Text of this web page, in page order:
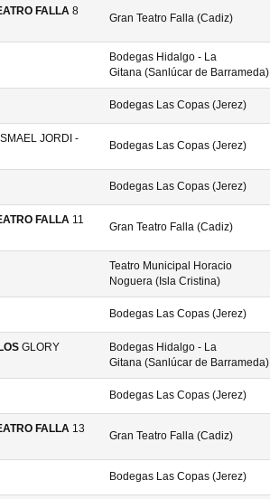
FALLA 8
Gran Teatro Falla (Cadiz)
Bodegas Hidalgo - La
Gitana (Sanlúcar de Barrameda)
Bodegas Las Copas (Jerez)
JORDI -
Bodegas Las Copas (Jerez)
Bodegas Las Copas (Jerez)
FALLA 11
Gran Teatro Falla (Cadiz)
Teatro Municipal Horacio
Noguera (Isla Cristina)
Bodegas Las Copas (Jerez)
GLORY
Bodegas Hidalgo - La
Gitana (Sanlúcar de Barrameda)
Bodegas Las Copas (Jerez)
FALLA 13
Gran Teatro Falla (Cadiz)
Bodegas Las Copas (Jerez)